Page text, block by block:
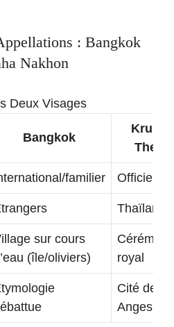
: Bangkok
Nakhon
Deux Visages
Bangkok
Krung
Thep
familier Officiel
sur cours
(île/oliviers)
royal
Cité des
Anges